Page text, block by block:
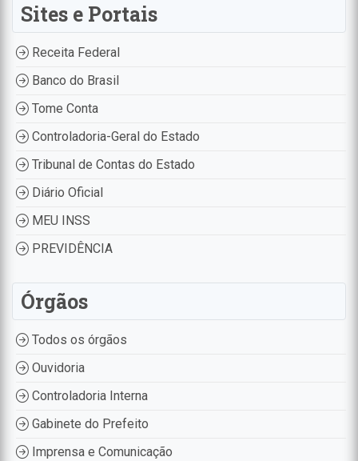
Sites e Portais
Receita Federal
Banco do Brasil
Tome Conta
Controladoria-Geral do Estado
Tribunal de Contas do Estado
Diário Oficial
MEU INSS
PREVIDÊNCIA
Órgãos
Todos os órgãos
Ouvidoria
Controladoria Interna
Gabinete do Prefeito
Imprensa e Comunicação